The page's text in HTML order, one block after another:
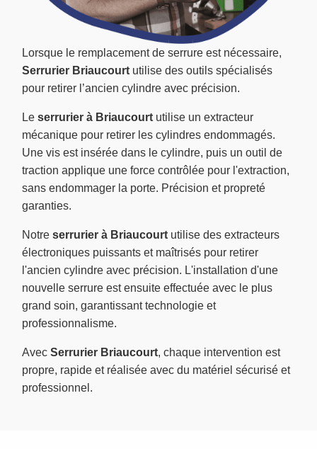
Lorsque le remplacement de serrure est nécessaire,
Serrurier Briaucourt utilise des outils spécialisés
pour retirer l’ancien cylindre avec précision.
Le serrurier à Briaucourt utilise un extracteur
mécanique pour retirer les cylindres endommagés.
Une vis est insérée dans le cylindre, puis un outil de
traction applique une force contrôlée pour l'extraction,
sans endommager la porte. Précision et propreté
garanties.
Notre serrurier à Briaucourt utilise des extracteurs
électroniques puissants et maîtrisés pour retirer
l'ancien cylindre avec précision. L'installation d'une
nouvelle serrure est ensuite effectuée avec le plus
grand soin, garantissant technologie et
professionnalisme.
Avec Serrurier Briaucourt, chaque intervention est
propre, rapide et réalisée avec du matériel sécurisé et
professionnel.